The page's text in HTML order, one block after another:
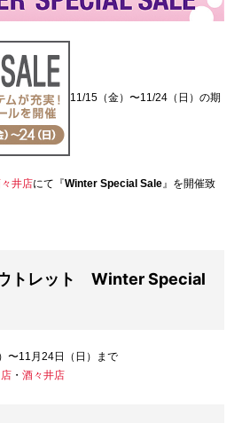
11/15（金）〜11/24（日）の期
井店にて『Winter Special Sale』を開催致
トレット Winter Special
〜11月24日（日）まで
・ 酒々井店